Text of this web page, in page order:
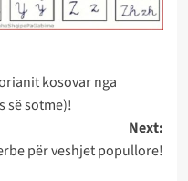
kosovar nga
së sotme)!
Next:
për veshjet popullore!